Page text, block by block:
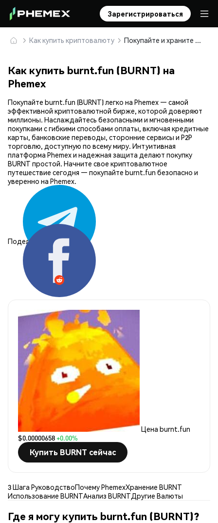
Зарегистрироваться
Как купить криптовалюту Покупайте и храните burnt.fun (BURNT) безопасно
Как купить burnt.fun (BURNT) на
Phemex
Покупайте burnt.fun (BURNT) легко на Phemex — самой
эффективной криптовалютной бирже, которой доверяют
миллионы. Наслаждайтесь безопасными и мгновенными
покупками с гибкими способами оплаты, включая кредитные
карты, банковские переводы, сторонние сервисы и P2P
торговлю, доступную по всему миру. Интуитивная
платформа Phemex и надежная защита делают покупку
BURNT простой. Начните свое криптовалютное
путешествие сегодня — покупайте burnt.fun безопасно и
уверенно на Phemex.
Поделиться:
Цена burnt.fun
$0.00000658+0.00%
Купить BURNT сейчас
3 Шага РуководствоПочему PhemexХранение BURNT
Использование BURNTАнализ BURNTДругие Валюты
Где я могу купить burnt.fun (BURNT)?